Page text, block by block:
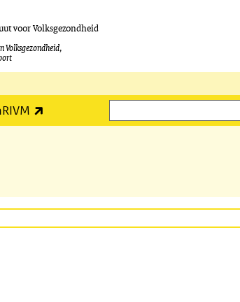
voor Volksgezondheid
Volksgezondheid,
Zoeken